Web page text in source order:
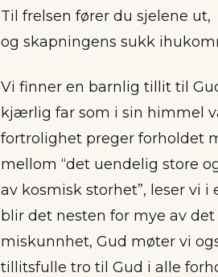
Til frelsen fører du sjelene ut,
og skapningens sukk
Vi finner en barnlig tillit til
kjærlig far som i sin himmel
fortrolighet preger forholdet
mellom “det uendelig store
av kosmisk storhet”, leser vi
blir det nesten for mye av
miskunnhet, Gud møter vi
tillitsfulle tro til Gud i alle